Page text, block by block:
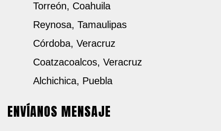
Torreón, Coahuila
Reynosa, Tamaulipas
Córdoba, Veracruz
Coatzacoalcos, Veracruz
Alchichica, Puebla
ENVÍANOS MENSAJE